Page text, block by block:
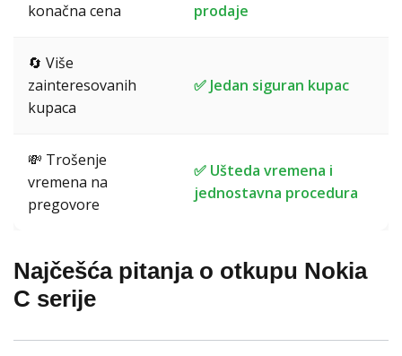
konačna cena
prodaje
🔄 Više
zainteresovanih
kupaca
✅ Jedan siguran kupac
💸 Trošenje
vremena na
pregovore
✅ Ušteda vremena i
jednostavna procedura
Najčešća pitanja o otkupu Nokia
C serije